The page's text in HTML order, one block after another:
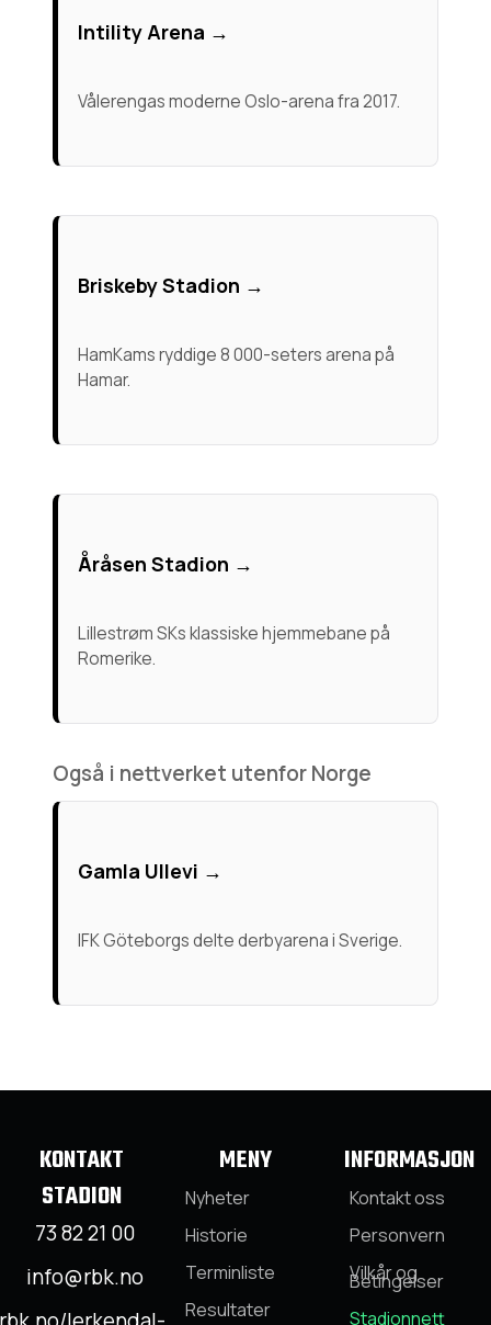
Intility Arena →
Vålerengas moderne Oslo-arena fra 2017.
Briskeby Stadion →
HamKams ryddige 8 000-seters arena på
Hamar.
Åråsen Stadion →
Lillestrøm SKs klassiske hjemmebane på
Romerike.
Også i nettverket utenfor Norge
Gamla Ullevi →
IFK Göteborgs delte derbyarena i Sverige.
KONTAKT
STADION
73 82 21 00
info@rbk.no
MENY
Nyheter
Historie
Terminliste
Resultater
INFORMASJON
Kontakt oss
Personvern
Vilkår og
Betingelser
Stadionnett